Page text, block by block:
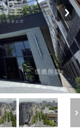
年2月業績破百萬經紀人員